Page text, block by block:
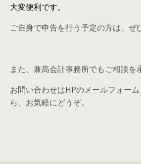
大変便利です。
ご自身で申告を行う予定の方は、ぜ
また、兼髙会計事務所でもご相談を
お問い合わせはHPのメールフォー
ら、お気軽にどうぞ。